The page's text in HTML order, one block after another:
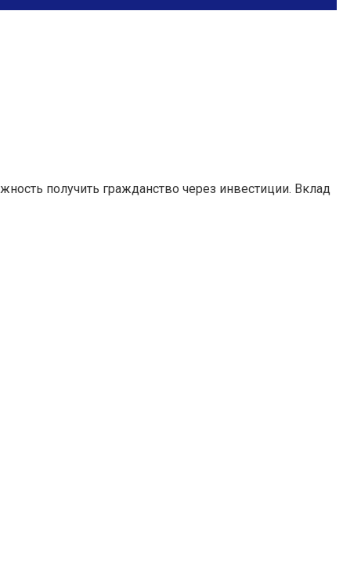
получить гражданство через инвестиции. Вклад